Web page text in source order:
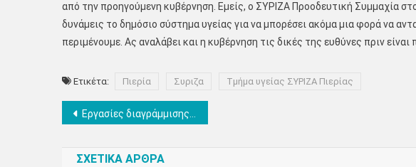
από την προηγούμενη κυβέρνηση. Εμείς, ο ΣΥΡΙΖΑ Προοδευτική Συμμαχία
δυνάμεις το δημόσιο σύστημα υγείας για να μπορέσει ακόμα μια φορά να
περιμένουμε. Ας αναλάβει και η κυβέρνηση τις δικές της ευθύνες πριν είναι
Ετικέτα: Πιερία Συριζα Τμήμα υγείας ΣΥΡΙΖΑ Πιερίας
Πλοήγηση
Εργασίες διαγράμμισης διαβάσεων σε Τρίλοφο & Κολινδρό από την ΠΕ Πιερίας
ΣΧΕΤΙΚΑ ΑΡΘΡΑ